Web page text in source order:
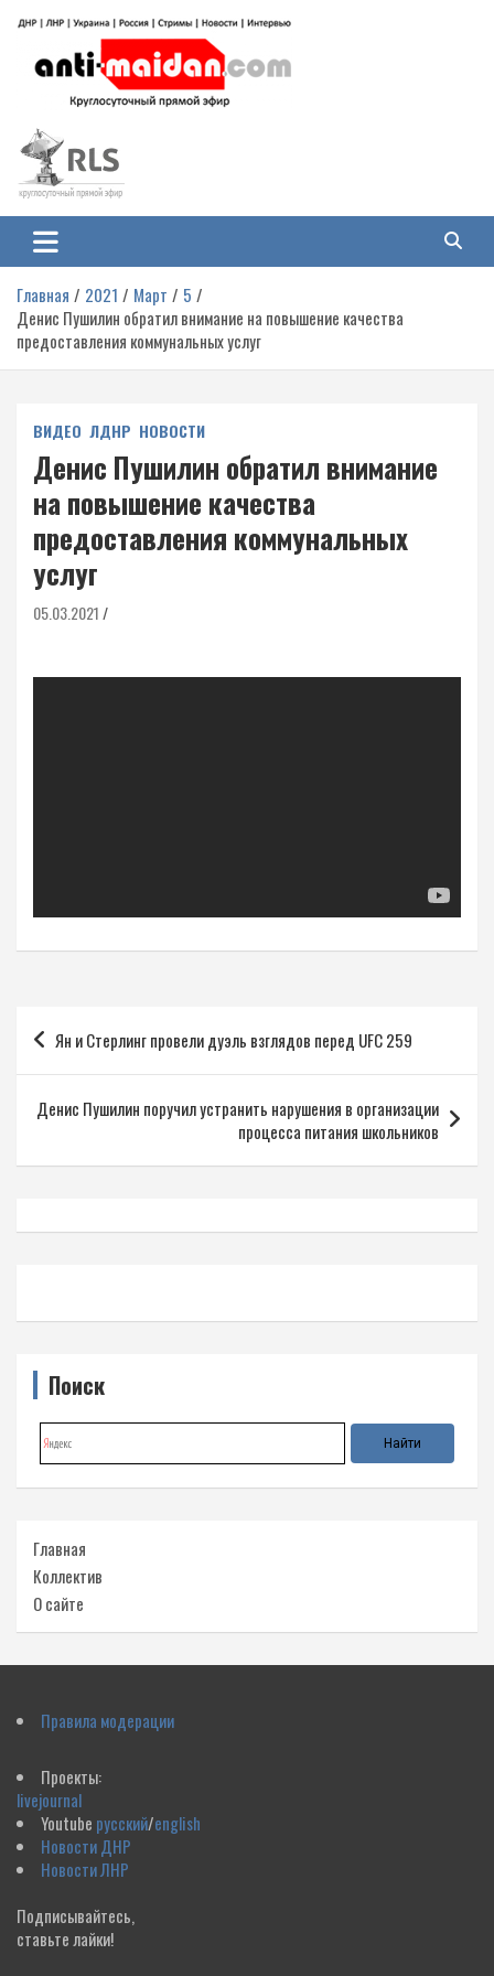
содержимому
Антимайдан: Гражданская война
на Украине
гражданской войне на Украине, включая события в Новороссии, ДНР,
ЛНР и других регионах.
Главная 2021 Март
5
Денис Пушилин обратил внимание на повышение качества
предоставления коммунальных услуг
ВИДЕО ЛДНР НОВОСТИ
Денис Пушилин обратил внимание
на повышение качества
предоставления коммунальных
услуг
05.03.2021
Навигация
по
записям
Ян и Стерлинг провели дуэль взглядов перед UFC 259
Денис Пушилин поручил устранить нарушения в организации
процесса питания школьников
Поиск
Главная
Коллектив
О сайте
Правила модерации
Проекты:
livejournal
Youtube русский/english
Новости ДНР
Новости ЛНР
Подписывайтесь,
ставьте лайки!